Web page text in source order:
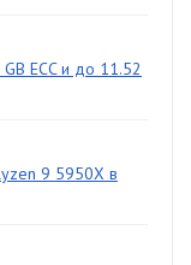
ECC и до 11.52
9 5950X в